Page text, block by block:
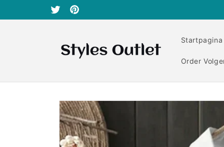
content
TwitterPinterest
Startpagina
Order
Ga direct naar
productinformatie